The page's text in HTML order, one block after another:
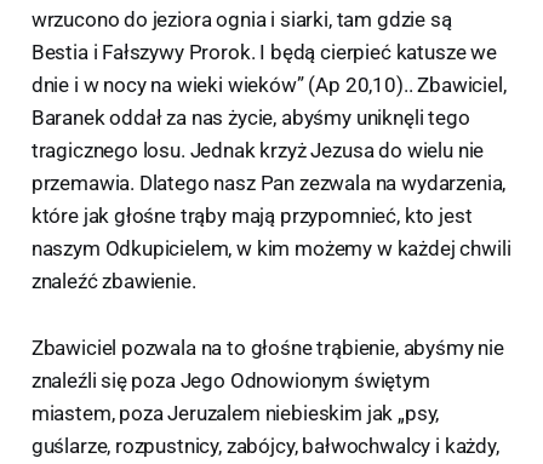
wrzucono do jeziora ognia i siarki, tam gdzie są
Bestia i Fałszywy Prorok. I będą cierpieć katusze we
dnie i w nocy na wieki wieków” (Ap 20,10).. Zbawiciel,
Baranek oddał za nas życie, abyśmy uniknęli tego
tragicznego losu. Jednak krzyż Jezusa do wielu nie
przemawia. Dlatego nasz Pan zezwala na wydarzenia,
które jak głośne trąby mają przypomnieć, kto jest
naszym Odkupicielem, w kim możemy w każdej chwili
znaleźć zbawienie.
Zbawiciel pozwala na to głośne trąbienie, abyśmy nie
znaleźli się poza Jego Odnowionym świętym
miastem, poza Jeruzalem niebieskim jak „psy,
guślarze, rozpustnicy, zabójcy, bałwochwalcy i każdy,